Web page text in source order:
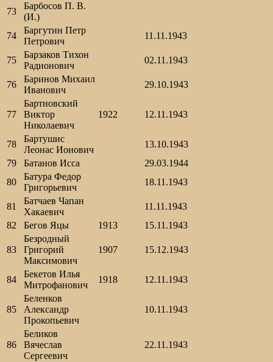
73
Барбосов П. В.
(И.)
74
Баргутин Петр
Петрович
11.11.1943
75
Барзаков Тихон
Радионович
02.11.1943
76
Баринов Михаил
Иванович
29.10.1943
77
Бартновский
Виктор
Николаевич
1922 12.11.1943
78
Бартушис
Леонас Ионович
13.10.1943
79
Батанов Исса
29.03.1944
80
Батура Федор
Григорьевич
18.11.1943
81
Батчаев Чапан
Хакаевич
11.11.1943
82
Бегов Яцы 1913 15.11.1943
83
Безродный
Григорий
Максимович
1907 15.12.1943
84
Бекетов Илья
Митрофанович
1918 12.11.1943
85
Беленков
Александр
Прокопьевич
10.11.1943
86
Беликов
Вячеслав
Сергеевич
22.11.1943